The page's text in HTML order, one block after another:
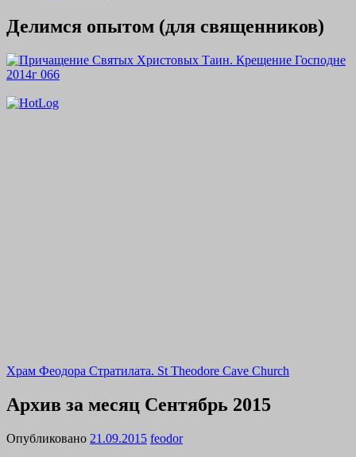
Делимся опытом (для священников)
Храм Феодора Стратилата. St Theodore Cave Church
Архив за месяц Сентябрь 2015
Опубликовано 21.09.2015 feodor